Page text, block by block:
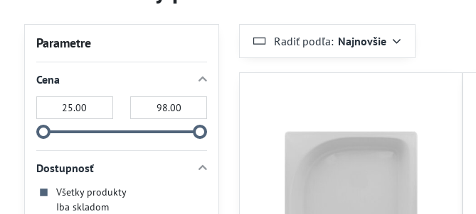
Radiť podľa: Najnovšie
Parametre
Cena
Dostupnosť
Všetky produkty
Iba skladom